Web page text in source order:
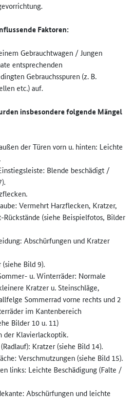
Faktoren:
Gebrauchtwagen / Jungen
entsprechenden
Gebrauchsspuren (z. B.
etc.) auf.
insbesondere folgende Mängel
der Türen vorn u. hinten: Leichte
Blende beschädigt /
Vermehrt Harzflecken, Kratzer,
Rückstände (siehe Beispielfotos, Bilder
Abschürfungen und Kratzer
Bild 9).
u. Winterräder: Normale
Kratzer u. Steinschläge,
Sommerrad vorne rechts und 2
im Kantenbereich
Bilder 10 u. 11)
der Klavierlackoptik.
Kratzer (siehe Bild 14).
Verschmutzungen (siehe Bild 15).
links: Leichte Beschädigung (Falte /
Abschürfungen und leichte